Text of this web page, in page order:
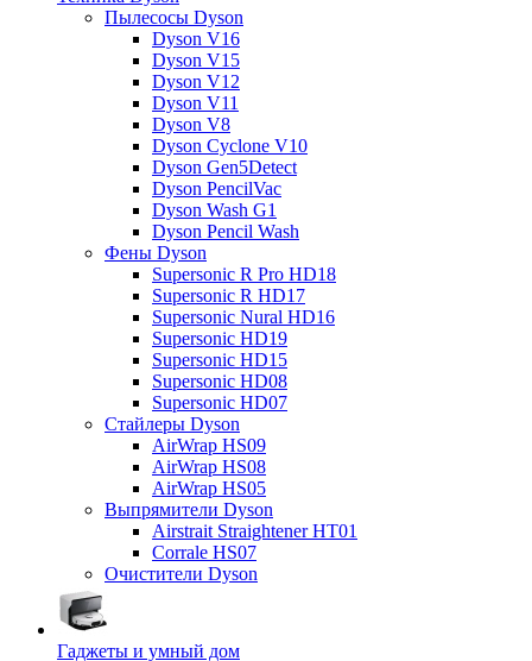
Пылесосы Dyson
Dyson V16
Dyson V15
Dyson V12
Dyson V11
Dyson V8
Dyson Cyclone V10
Dyson Gen5Detect
Dyson PencilVac
Dyson Wash G1
Dyson Pencil Wash
Фены Dyson
Supersonic R Pro HD18
Supersonic R HD17
Supersonic Nural HD16
Supersonic HD19
Supersonic HD15
Supersonic HD08
Supersonic HD07
Стайлеры Dyson
AirWrap HS09
AirWrap HS08
AirWrap HS05
Выпрямители Dyson
Airstrait Straightener HT01
Corrale HS07
Очистители Dyson
Гаджеты и умный дом